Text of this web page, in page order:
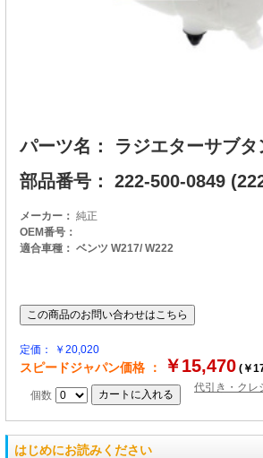
パーツ名： ラジエターサブタ
部品番号： 222-500-0849
メーカー： 純正
OEM番号：
適合車種： ベンツ W217/ W222
定価： ￥20,020
スピードジャパン価格 ： ￥15,470 (￥
個数
代引き・クレ
はじめにお読みください